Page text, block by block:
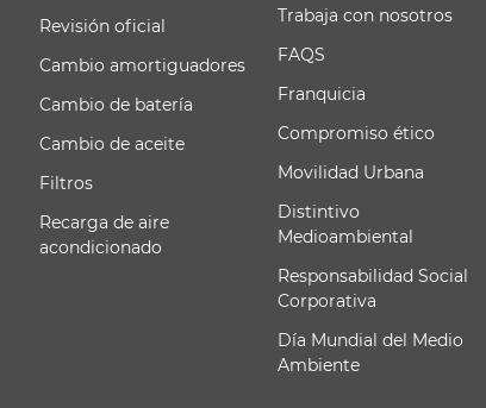
Revisión oficial
Cambio amortiguadores
Cambio de batería
Cambio de aceite
Filtros
Recarga de aire
acondicionado
Trabaja con nosotros
FAQS
Franquicia
Compromiso ético
Movilidad Urbana
Distintivo
Medioambiental
Responsabilidad Social
Corporativa
Día Mundial del Medio
Ambiente